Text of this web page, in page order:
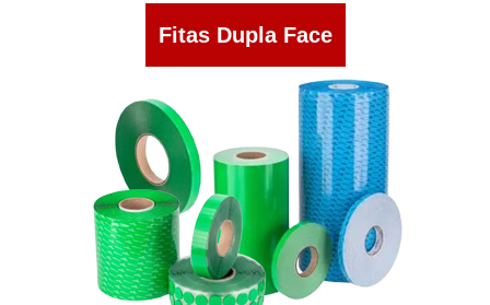
Fitas Dupla Face